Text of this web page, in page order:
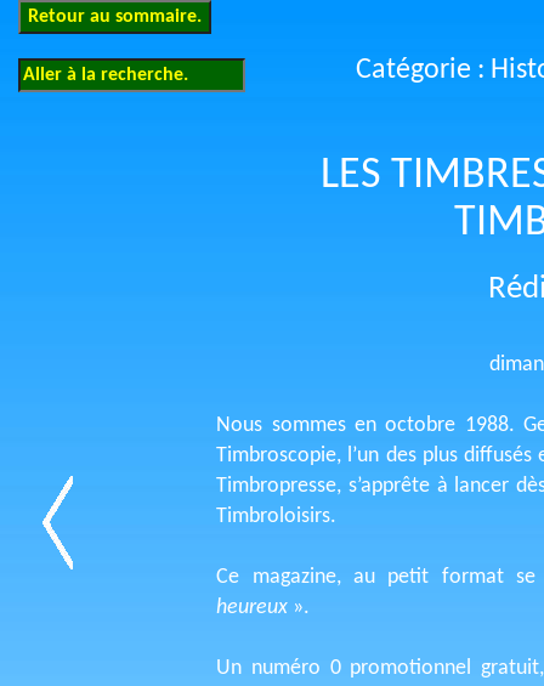
Catégorie :
LES
Nous sommes en octobre 1988.
Timbroscopie, l’un des plus
Timbropresse, s’apprête à lancer
Timbroloisirs.
Ce magazine, au petit format
heureux ».
Un numéro 0 promotionnel